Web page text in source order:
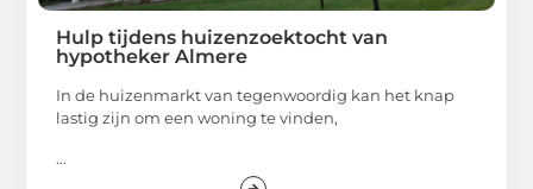
Hulp tijdens huizenzoektocht van
hypotheker Almere
In de huizenmarkt van tegenwoordig kan het knap
lastig zijn om een woning te vinden,
...